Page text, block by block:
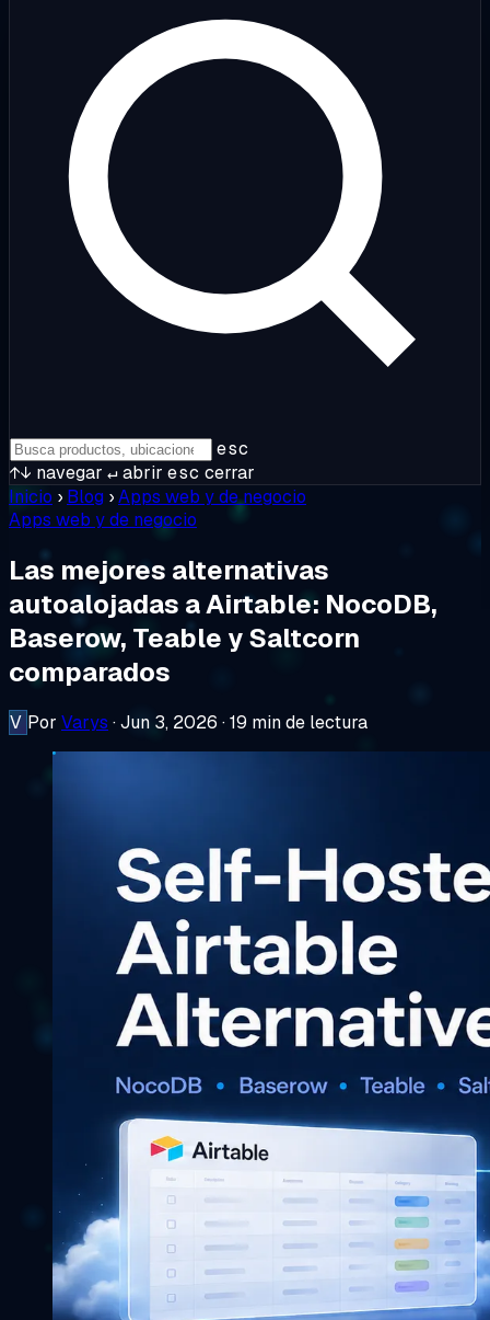
esc
↑↓ navegar ↵abrir esc cerrar
Inicio › Blog ›Apps web y de negocio
Apps web y de negocio
Las mejores alternativas
autoalojadas a Airtable: NocoDB,
Baserow, Teable y Saltcorn
comparados
V Por Varys ·Jun 3, 2026 ·19 min de lectura